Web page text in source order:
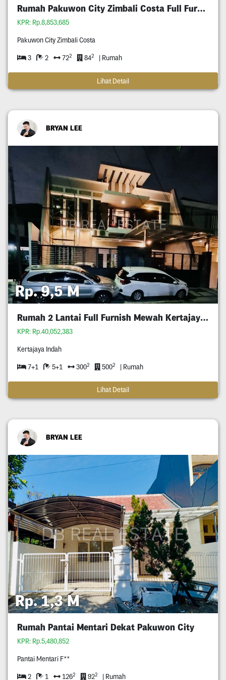
Rumah Pakuwon City Zimbali Costa Full Furnished
KPR: Rp.8,853,685
Pakuwon City Zimbali Costa
3 2 722 842 | Rumah
Lihat Detail
BRYAN LEE
Rp. 9,5 M
Rumah 2 Lantai Full Furnish Mewah Kertajaya Indah
KPR: Rp.40,052,383
Kertajaya Indah
7+1 5+1 3002 5002 | Rumah
Lihat Detail
BRYAN LEE
Rp. 1,3 M
Rumah Pantai Mentari Dekat Pakuwon City
KPR: Rp.5,480,852
Pantai Mentari F**
2 1 1262 922 | Rumah